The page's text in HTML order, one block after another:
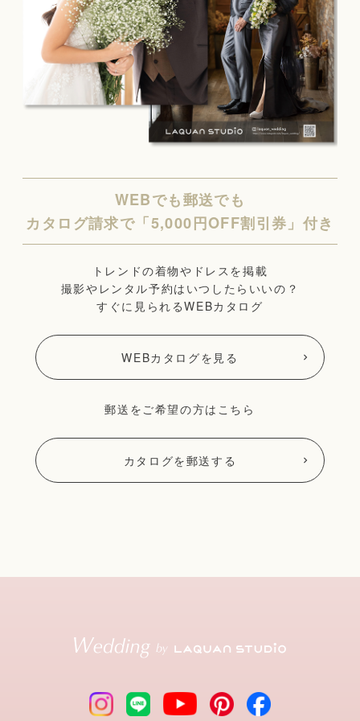
WEBでも郵送でも
カタログ請求で「5,000円OFF割引券」付き
トレンドの着物やドレスを掲載
撮影やレンタル予約はいつしたらいいの？
すぐに見られるWEBカタログ
WEBカタログを見る
郵送をご希望の方はこちら
カタログを郵送する